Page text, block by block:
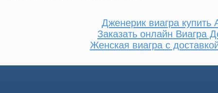
Дженерик виагра купить
Заказать онлайн Виагра
Женская виагра с